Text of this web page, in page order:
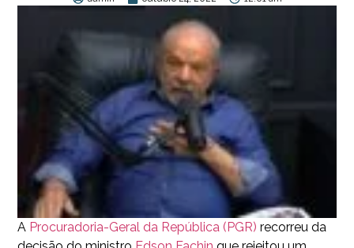
A Procuradoria-Geral da República (PGR) recorreu da